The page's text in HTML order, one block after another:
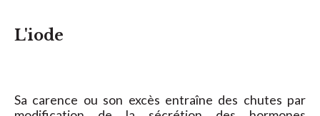
L'iode
Sa carence ou son excès entraîne des chutes par